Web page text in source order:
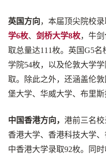
英国方向，本届顶尖院校
学6枚、 剑桥大学8枚，牛剑
取总量达111枚。英国G5
学院54枚，以及伦敦大学
取。除此之外，还涵盖伦
堡大学、华威大学、布里斯
中国香港方向， 港前三名
香港大学、香港科技大学
中香港大学录取92枚。同